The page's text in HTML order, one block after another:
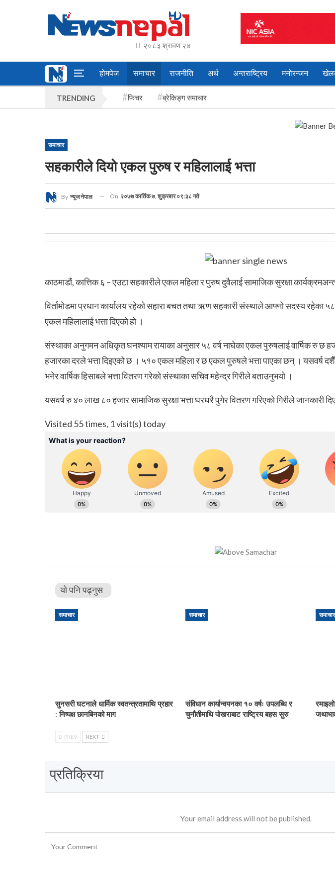
२०८३ श्रावण २४
होमपेज समाचार राजनीति अर्थ अन्तराष्ट्रिय मनोरन्जन
TRENDING फिचर ब्रेकिङ्ग समाचार
समाचार
सहकारीले दियो एकल पुरुष र महिलालाई भत्ता
By न्यूज नेपाल On २०७७ कार्तिक ७, शुक्रबार ०९:३८ गते
काठमाडौं, कात्तिक ६ – एउटा सहकारीले एकल महिला र पुरुष दुवैलाई सामाजिक सुरक्षा
विर्तामोडमा प्रधान कार्यालय रहेको सहारा बचत तथा ऋण सहकारी संस्थाले आफ्नो सदस्य रहेका
एकल महिलालाई भत्ता दिएको हो ।
संस्थाका अनुगमन अधिकृत घनश्याम रायाका अनुसार ५८ वर्ष नाघेका एकल पुरुषलाई वार्षिक रु छ
हजारका दरले भत्ता दिइएको छ । ५१० एकल महिला र छ एकल पुरुषले भत्ता पाएका छन् । यसवर्ष
भनेर वार्षिक हिसाबले भत्ता वितरण गरेको संस्थाका सचिव महेन्द्र गिरीले बताउनुभयो ।
यसवर्ष रु ४० लाख ८० हजार सामाजिक सुरक्षा भत्ता घरघरै पुगेर वितरण गरिएको गिरीले जानकारी
Visited 55 times, 1 visit(s) today
यो पनि पढ्नुस
समाचार
सुनसरी घटनाले धार्मिक स्वतन्त्रतामाथि प्रहार
: निष्पक्ष छानबिनको माग
समाचार
संविधान कार्यान्वयनका १० वर्षः उपलब्धि र
चुनौतीमाथि पोखराबाट राष्ट्रिय बहस सुरु
समाचार
PREV NEXT
प्रतिक्रिया
Your email address will not be published.